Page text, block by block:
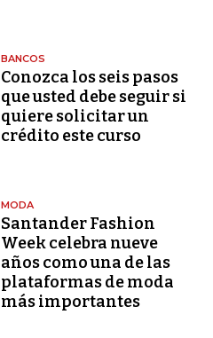
BANCOS
Conozca los seis pasos
que usted debe seguir si
quiere solicitar un
crédito este curso
MODA
Santander Fashion
Week celebra nueve
años como una de las
plataformas de moda
más importantes